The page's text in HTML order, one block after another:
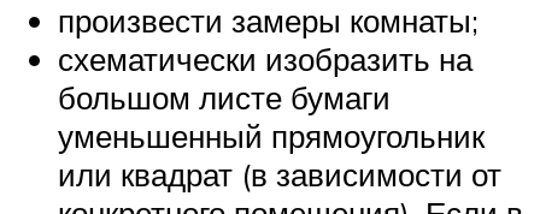
произвести замеры комнаты;
схематически изобразить на
большом листе бумаги
уменьшенный прямоугольник
или квадрат (в зависимости от